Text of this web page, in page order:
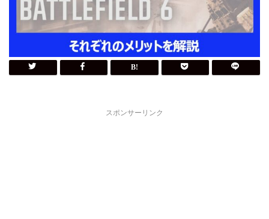
スポンサーリンク